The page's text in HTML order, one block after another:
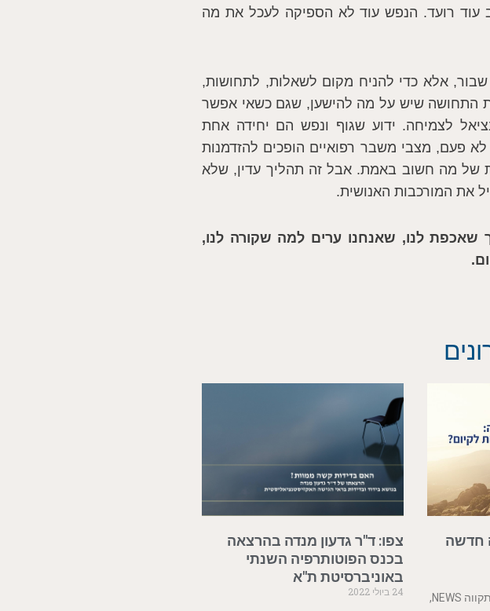
עוד רועד. הנפש עוד לא הספיקה לעכל את מה
אלא כדי להניח מקום לשאלות, לתחושות,
התחושה שיש על מה להישען, שגם כשאי אפשר
לצמיחה. ידוע שגוף ונפש הם יחידה אחת
פעם, מצבי משבר רפואיים הופכים להזדמנות
של מה חשוב באמת. אבל זה תהליך עדין, שלא
את המורכבות האנושית.
שאכפת לנו, שאנחנו ערים למה שקורה לנו,
חדשה
בכתבה שפורסמה באתר פתח תקווה NEWS,
צפו: ד"ר גדעון מנדה בהרצאה
בכנס הפוטותרפיה השנתי
באוניברסיטת ת"א
24 ביולי 2022